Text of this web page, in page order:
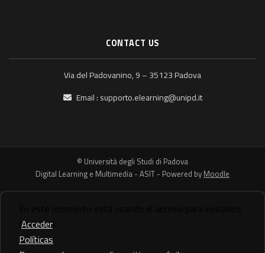
CONTACT US
Via del Padovanino, 9 – 35123 Padova
Email : supporto.elearning@unipd.it
© Università degli Studi di Padova
Digital Learning e Multimedia - ASIT - Powered by Moodle
Acceder
Políticas